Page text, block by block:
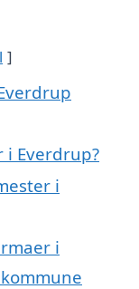
i Everdrup?
i
i